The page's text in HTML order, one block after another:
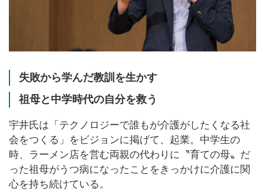
祖母と中学時代の自分を救う
宇井氏は「テクノロジーで誰もが介護がしたくなる社
会をつくる」をビジョンに掲げて、起業。中学生の
時、ラーメン店を営む両親の代わりに〝育ての母〟だ
った祖母がうつ病になったことをきっかけに介護に関
心を持ち続けている。
失敗から学んだ教訓を生かす